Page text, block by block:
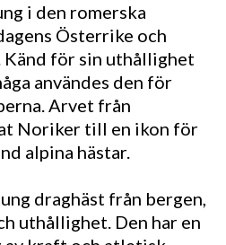
i den romerska
Österrike och
Känd för sin uthållighet
användes den för
Arvet från
Noriker till en ikon för
alpina hästar.
draghäst från bergen,
uthållighet. Den har en